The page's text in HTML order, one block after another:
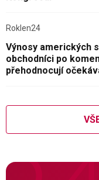
Roklen24
Výnosy amerických
obchodníci po
přehodnocují